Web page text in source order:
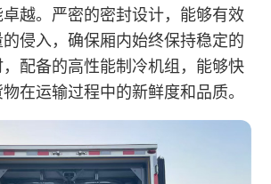
越。严密的密封设计，能够有效
侵入，确保厢内始终保持稳定的
配备的高性能制冷机组，能够快
在运输过程中的新鲜度和品质。